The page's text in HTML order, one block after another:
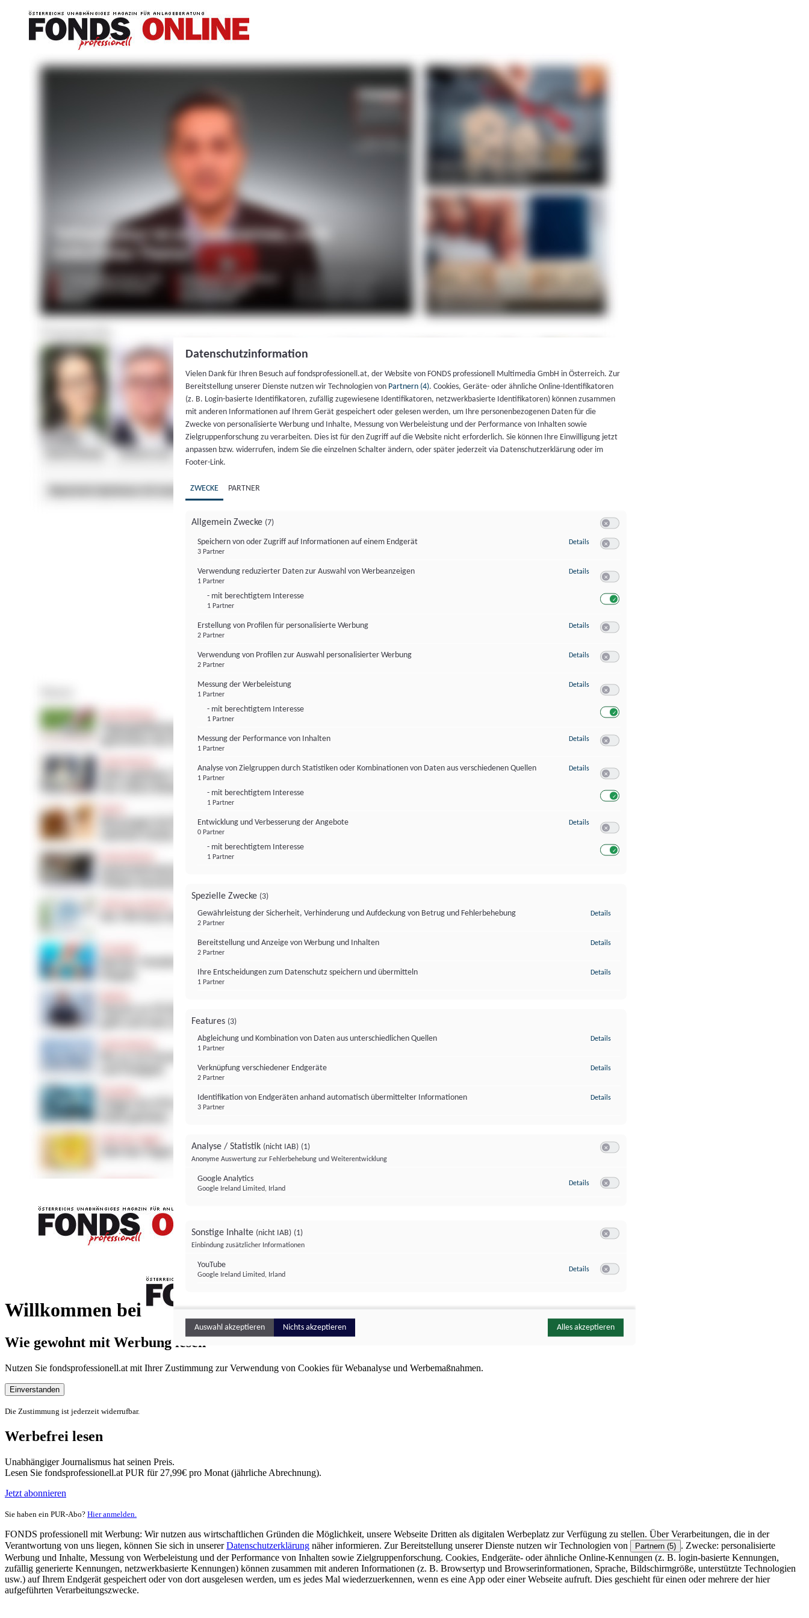
Willkommen bei
FONDS professionell
Wie gewohnt mit Werbung lesen
Nutzen Sie fondsprofessionell.at mit Ihrer Zustimmung zur Verwendung von Cookies für Webanalyse und Werbemaßnahmen.
Einverstanden
Die Zustimmung ist jederzeit widerrufbar.
Werbefrei lesen
Unabhängiger Journalismus hat seinen Preis.
Lesen Sie fondsprofessionell.at PUR für 27,99€ pro Monat (jährliche Abrechnung).
Jetzt abonnieren
Sie haben ein PUR-Abo? Hier anmelden.
FONDS professionell mit Werbung: Wir nutzen aus wirtschaftlichen Gründen die Möglichkeit, unsere Webseite Dritten als digitalen Werbeplatz zur Verfügung zu stellen. Über Verarbeitungen, die in der
Verantwortung von uns liegen, können Sie sich in unsererDatenschutzerklärung näher informieren. Zur Bereitstellung unserer Dienste nutzen wir Technologien von Partnern (5) . Zwecke: personalisierte
Werbung und Inhalte, Messung von Werbeleistung und der Performance von Inhalten sowie Zielgruppenforschung. Cookies, Endgeräte- oder ähnliche Online-Kennungen (z. B. login-basierte Kennungen,
zufällig generierte Kennungen, netzwerkbasierte Kennungen) können zusammen mit anderen Informationen (z. B. Browsertyp und Browserinformationen, Sprache, Bildschirmgröße, unterstützte Technologien
usw.) auf Ihrem Endgerät gespeichert oder von dort ausgelesen werden, um es jedes Mal wiederzuerkennen, wenn es eine App oder einer Webseite aufruft. Dies geschieht für einen oder mehrere der hier
aufgeführten Verarbeitungszwecke.
Datenschutzinformation
Vielen Dank für Ihren Besuch auf fondsprofessionell.at, der Website von FONDS professionell Multimedia GmbH in Österreich. Zur
Bereitstellung unserer Dienste nutzen wir Technologien von Partnern (4). Cookies, Geräte- oder ähnliche Online-Identifikatoren
(z. B. Login-basierte Identifikatoren, zufällig zugewiesene Identifikatoren, netzwerkbasierte Identifikatoren) können zusammen
mit anderen Informationen auf Ihrem Gerät gespeichert oder gelesen werden, um Ihre personenbezogenen Daten für die
Zwecke von personalisierte Werbung und Inhalte, Messung von Werbeleistung und der Performance von Inhalten sowie
Zielgruppenforschung zu verarbeiten. Dies ist für den Zugriff auf die Website nicht erforderlich. Sie können Ihre Einwilligung jetzt
anpassen bzw. widerrufen, indem Sie die einzelnen Schalter ändern, oder später jederzeit via Datenschutzerklärung oder im
Footer-Link.
ZWECKE PARTNER
Allgemein Zwecke (7)
Speichern von oder Zugriff auf Informationen auf einem Endgerät
3 Partner
Details zu Speichern von oder Zugriff auf Informationen auf einem Endgerät
Verwendung reduzierter Daten zur Auswahl von Werbeanzeigen
1 Partner
- mit berechtigtem Interesse
1 Partner
Details zu Verwendung reduzierter Daten zur Auswahl von Werbeanzeigen
Erstellung von Profilen für personalisierte Werbung
2 Partner
Details zu Erstellung von Profilen für personalisierte Werbung
Verwendung von Profilen zur Auswahl personalisierter Werbung
2 Partner
Details zu Verwendung von Profilen zur Auswahl personalisierter Werbung
Messung der Werbeleistung
1 Partner
- mit berechtigtem Interesse
1 Partner
Details zu Messung der Werbeleistung
Messung der Performance von Inhalten
1 Partner
Details zu Messung der Performance von Inhalten
Analyse von Zielgruppen durch Statistiken oder Kombinationen von Daten aus verschiedenen Quellen
1 Partner
- mit berechtigtem Interesse
1 Partner
Details zu Analyse von Zielgruppen durch Statistiken oder Kombinationen von
Entwicklung und Verbesserung der Angebote
0 Partner
- mit berechtigtem Interesse
1 Partner
Details zu Entwicklung und Verbesserung der Angebote
Spezielle Zwecke (3)
Gewährleistung der Sicherheit, Verhinderung und Aufdeckung von Betrug und Fehlerbehebung
2 Partner
Details
Bereitstellung und Anzeige von Werbung und Inhalten
2 Partner
Details
Ihre Entscheidungen zum Datenschutz speichern und übermitteln
1 Partner
Details
Features (3)
Abgleichung und Kombination von Daten aus unterschiedlichen Quellen
1 Partner
Details
Verknüpfung verschiedener Endgeräte
2 Partner
Details
Identifikation von Endgeräten anhand automatisch übermittelter Informationen
3 Partner
Details
Analyse / Statistik (nicht IAB) (1)
Anonyme Auswertung zur Fehlerbehebung und Weiterentwicklung
Google Analytics
Google Ireland Limited, Irland
Details zu Google Analytics
Sonstige Inhalte (nicht IAB) (1)
Einbindung zusätzlicher Informationen
YouTube
Google Ireland Limited, Irland
Details zu YouTube
Auswahl akzeptieren Nichts akzeptieren Alles akzeptieren